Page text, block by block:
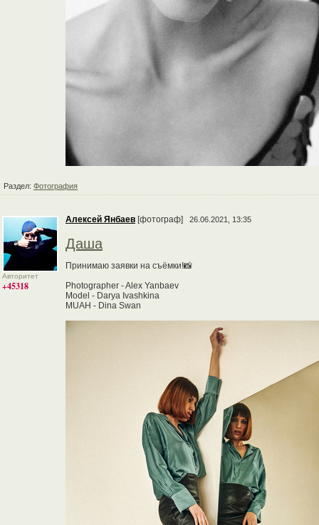
Раздел: Фотография
Авторитет
+45318
Алексей Янбаев [фотограф] 26.06.2021, 13:35
Даша
Принимаю заявки на съёмки!📸
Photographer - Alex Yanbaev
Model - Darya Ivashkina
MUAH - Dina Swan